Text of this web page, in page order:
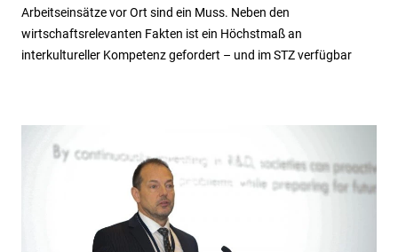
Arbeitseinsätze vor Ort sind ein Muss. Neben den
wirtschaftsrelevanten Fakten ist ein Höchstmaß an
interkultureller Kompetenz gefordert – und im STZ verfügbar